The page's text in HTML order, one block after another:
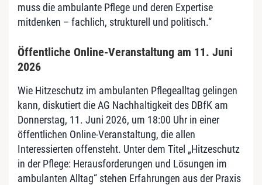
muss die ambulante Pflege und deren Expertise
mitdenken – fachlich, strukturell und politisch.“
Öffentliche Online-Veranstaltung am 11. Juni
2026
Wie Hitzeschutz im ambulanten Pflegealltag gelingen
kann, diskutiert die AG Nachhaltigkeit des DBfK am
Donnerstag, 11. Juni 2026, um 18:00 Uhr in einer
öffentlichen Online-Veranstaltung, die allen
Interessierten offensteht. Unter dem Titel „Hitzeschutz
in der Pflege: Herausforderungen und Lösungen im
ambulanten Alltag“ stehen Erfahrungen aus der Praxis